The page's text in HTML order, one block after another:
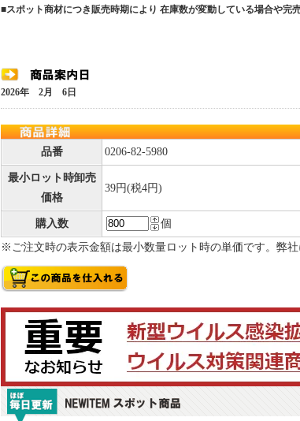
■スポット商材につき販売時期により 在庫数が変動している場合や完
2026年 2月 6日
品番 0206-82-5980
最小ロット時卸売
価格
39円(税4円)
購入数
個
※ご注文時の表示金額は最小数量ロット時の単価です。弊